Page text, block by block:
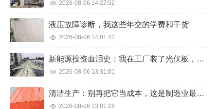
2026-08-06 14:27:52
液压故障诊断，我这些年交的学费和干货
2026-08-06 14:01:42
新能源投资血泪史：我在工厂装了光伏板，三年后算了一笔总账
2026-08-06 13:31:01
清洁生产：别再把它当成本，这是制造业最划算的投资
2026-08-06 13:01:28